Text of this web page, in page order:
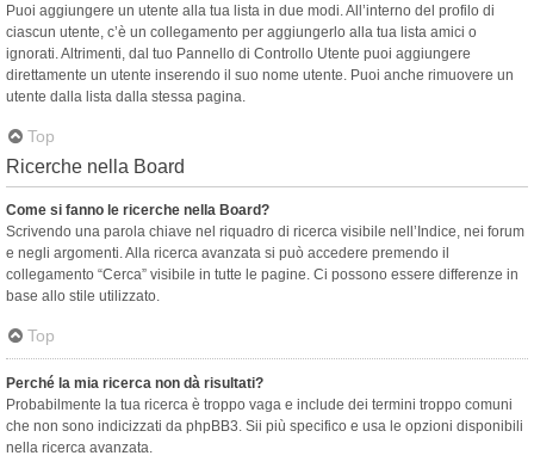
Puoi aggiungere un utente alla tua lista in due modi. All’interno del profilo di
ciascun utente, c’è un collegamento per aggiungerlo alla tua lista amici o
ignorati. Altrimenti, dal tuo Pannello di Controllo Utente puoi aggiungere
direttamente un utente inserendo il suo nome utente. Puoi anche rimuovere un
utente dalla lista dalla stessa pagina.
Top
Ricerche nella Board
Come si fanno le ricerche nella Board?
Scrivendo una parola chiave nel riquadro di ricerca visibile nell’Indice, nei forum
e negli argomenti. Alla ricerca avanzata si può accedere premendo il
collegamento “Cerca” visibile in tutte le pagine. Ci possono essere differenze in
base allo stile utilizzato.
Top
Perché la mia ricerca non dà risultati?
Probabilmente la tua ricerca è troppo vaga e include dei termini troppo comuni
che non sono indicizzati da phpBB3. Sii più specifico e usa le opzioni disponibili
nella ricerca avanzata.